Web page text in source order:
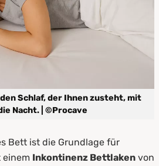
für jedes Bett
– mit PROCAVE
Schlaf, der Ihnen zusteht, mit
Nacht. | ©Procave
Bett ist die Grundlage für
einem Inkontinenz Bettlaken von